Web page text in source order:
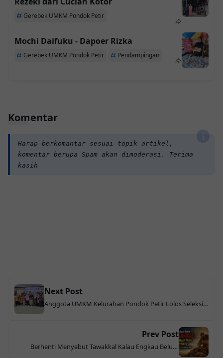
Gerebek UMKM Pondok Petir
Mochi Daifuku - Dapoer Rizka
Gerebek UMKM Pondok Petir Pendampingan
Komentar
Harap berkomantar sesuai topik artikel,
komentar berupa Spam akan dimoderasi. Terima
kasih
Next Post
Anggota UMKM Kelurahan Pondok Petir Lolos Seleksi
Prev Post
Berhenti Menyebut Tawakkal Kalau Engkau Belum